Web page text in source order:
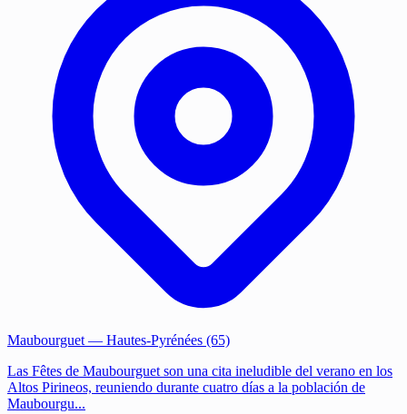
Maubourguet — Hautes-Pyrénées (65)
Las Fêtes de Maubourguet son una cita ineludible del verano en los
Altos Pirineos, reuniendo durante cuatro días a la población de
Maubourgu...